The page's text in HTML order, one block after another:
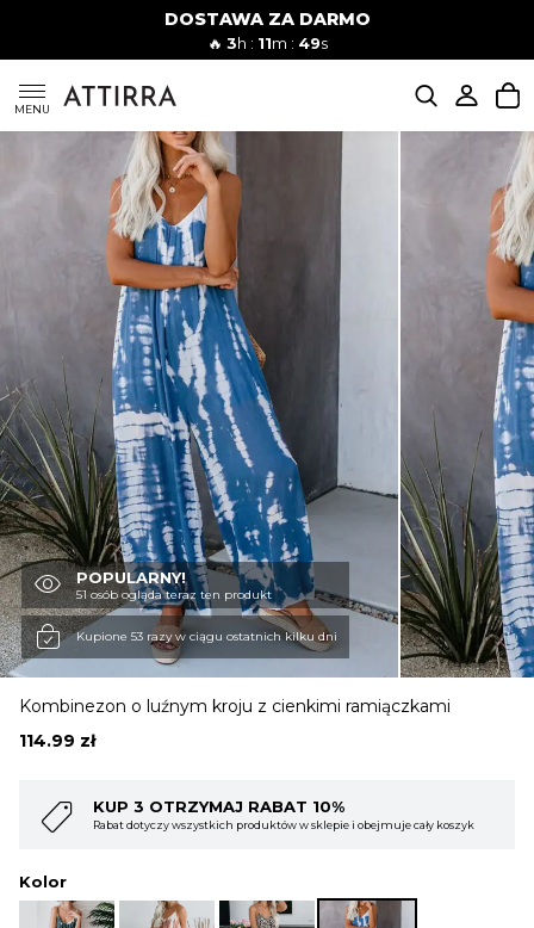
DOSTAWA ZA DARMO
🔥 3h : 11m : 48s
MENU
Mężczyźni
SUKIENKI
STROJE KĄPIELOWE
BLUZKI
OBUWIE
BIELIZNA
SWETRY
OKRYCIA WIERZCHNIE
POPULARNY!
51 osób ogląda teraz ten produkt
Kupione 53 razy w ciągu ostatnich kilku dni
Kombinezon o luźnym kroju z cienkimi ramiączkami
114.99 zł
i obejmuje cały koszyk
KUP 4 OTRZYMAJ RABAT
Rabat dotyczy wszystkich produktów w
Kolor